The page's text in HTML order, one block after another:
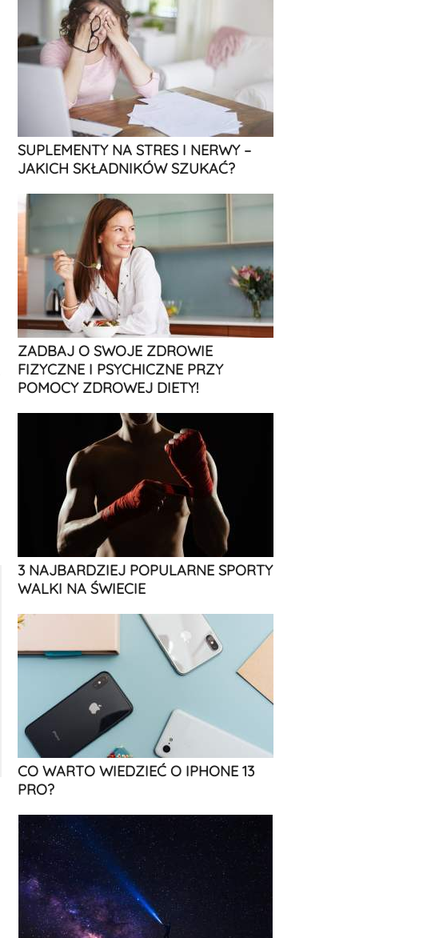
SUPLEMENTY NA STRES I NERWY –
JAKICH SKŁADNIKÓW SZUKAĆ?
ZADBAJ O SWOJE ZDROWIE
FIZYCZNE I PSYCHICZNE PRZY
POMOCY ZDROWEJ DIETY!
3 NAJBARDZIEJ POPULARNE SPORTY
WALKI NA ŚWIECIE
CO WARTO WIEDZIEĆ O IPHONE 13
PRO?